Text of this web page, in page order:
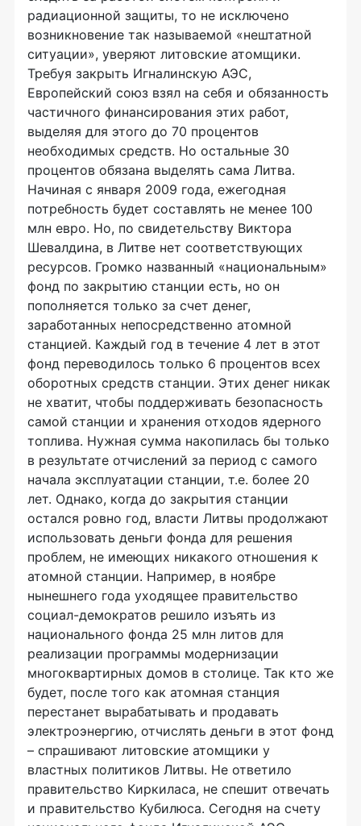
радиационной защиты, то не исключено
возникновение так называемой «нештатной
ситуации», уверяют литовские атомщики.
Требуя закрыть Игналинскую АЭС,
Европейский союз взял на себя и обязанность
частичного финансирования этих работ,
выделяя для этого до 70 процентов
необходимых средств. Но остальные 30
процентов обязана выделять сама Литва.
Начиная с января 2009 года, ежегодная
потребность будет составлять не менее 100
млн евро. Но, по свидетельству Виктора
Шевалдина, в Литве нет соответствующих
ресурсов. Громко названный «национальным»
фонд по закрытию станции есть, но он
пополняется только за счет денег,
заработанных непосредственно атомной
станцией. Каждый год в течение 4 лет в этот
фонд переводилось только 6 процентов всех
оборотных средств станции. Этих денег никак
не хватит, чтобы поддерживать безопасность
самой станции и хранения отходов ядерного
топлива. Нужная сумма накопилась бы только
в результате отчислений за период с самого
начала эксплуатации станции, т.е. более 20
лет. Однако, когда до закрытия станции
остался ровно год, власти Литвы продолжают
использовать деньги фонда для решения
проблем, не имеющих никакого отношения к
атомной станции. Например, в ноябре
нынешнего года уходящее правительство
социал-демократов решило изъять из
национального фонда 25 млн литов для
реализации программы модернизации
многоквартирных домов в столице. Так кто же
будет, после того как атомная станция
перестанет вырабатывать и продавать
электроэнергию, отчислять деньги в этот фонд
– спрашивают литовские атомщики у
властных политиков Литвы. Не ответило
правительство Киркиласа, не спешит отвечать
и правительство Кубилюса. Сегодня на счету